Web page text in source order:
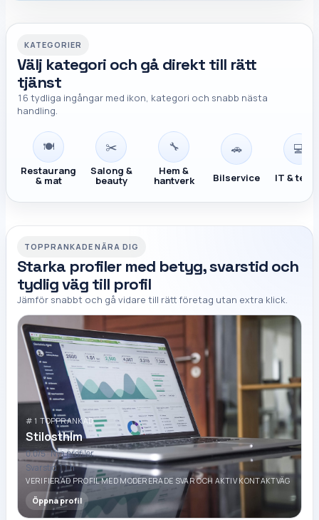
KATEGORIER
Välj kategori och gå direkt till rätt
tjänst
16 tydliga ingångar med ikon, kategori och snabb nästa
handling.
🍽️
Restaurang
& mat
✂️
Salong &
beauty
🔧
Hem &
hantverk
🚗
Bilservice
💻
IT &
TOPPRANKADE NÄRA DIG
Starka profiler med betyg, svarstid och
tydlig väg till profil
Jämför snabbt och gå vidare till rätt företag utan extra klick.
#1 TOPPRANKAD
Stilosthlm
0.0/5 ·Nya profiler
Svarstid 11 h
VERIFIERAD PROFIL MED MODERERADE SVAR OCH AKTIV KONTAKTVÄG
Öppna profil